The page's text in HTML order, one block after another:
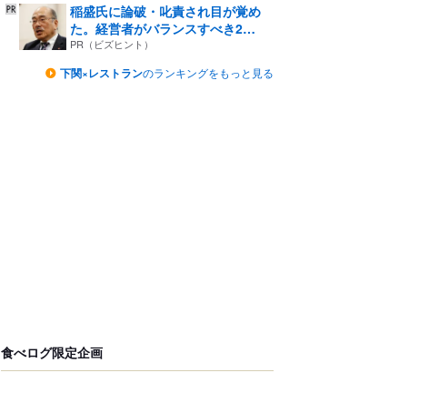
稲盛氏に論破・叱責され目が覚め
た。経営者がバランスすべき2
つ...
PR（ビズヒント）
下関×レストランのランキングをもっと見る
食べログ限定企画